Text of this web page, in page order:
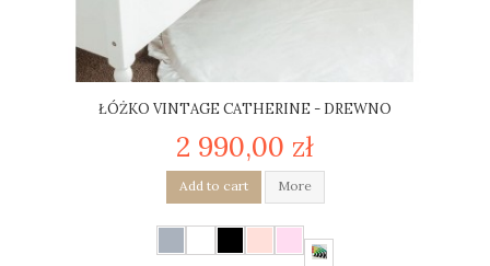
ŁÓŻKO VINTAGE CATHERINE - DREWNO
2 990,00 zł
Add to cart More